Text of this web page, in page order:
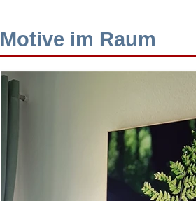
Motive im Raum